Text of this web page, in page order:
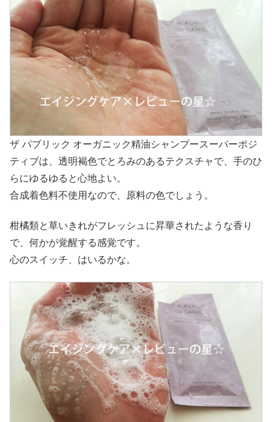
ザ パブリック オーガニック精油シャンプースーパーポジ
ティブは、透明褐色でとろみのあるテクスチャで、手のひ
らにゆるゆると心地よい。
合成着色料不使用なので、原料の色でしょう。
柑橘類と草いきれがフレッシュに昇華されたような香り
で、何かが覚醒する感覚です。
心のスイッチ、はいるかな。